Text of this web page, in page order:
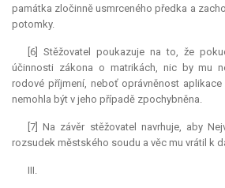
památka zločinně usmrceného předka a
potomky.
[6] Stěžovatel poukazuje na to, že
účinnosti zákona o matrikách, nic by mu
rodové příjmení, neboť oprávněnost
nemohla být v jeho případě zpochybněna.
[7] Na závěr stěžovatel navrhuje, aby
rozsudek městského soudu a věc mu vrátil k
III.